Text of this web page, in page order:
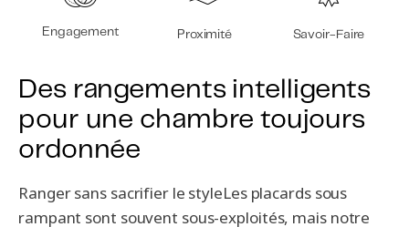
Engagement Proximité Savoir-Faire
Des rangements intelligents
pour une chambre toujours
ordonnée
Ranger sans sacrifier le styleLes placards sous
rampant sont souvent sous-exploités, mais notre